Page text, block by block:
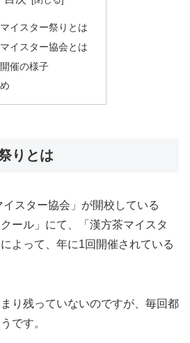
イスター祭りとは
イスター協会とは
催の様子
りとは
イスター協会」が開校している
ール」にて、「漢方茶マイスタ
よって、年に1回開催されている
り残っていないのですが、毎回都
です。